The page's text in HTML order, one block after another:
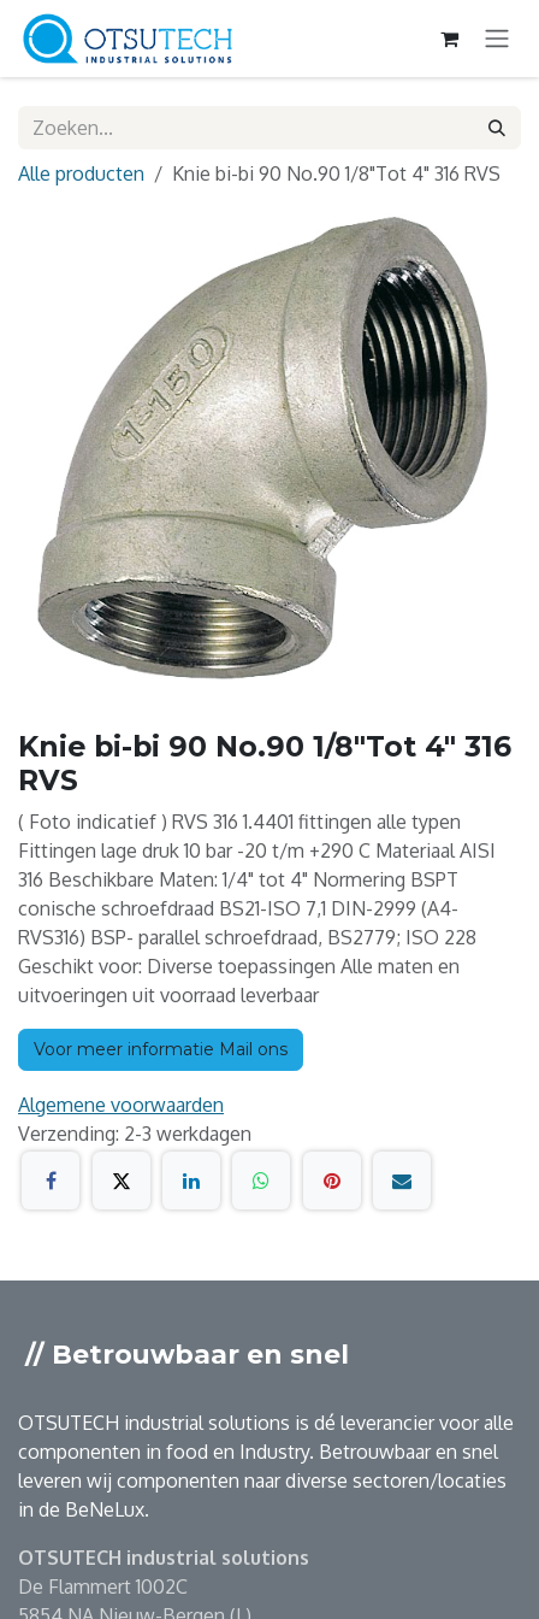
Overslaan naar inhoud
Alle producten Knie bi-bi 90 No.90 1/8"Tot 4" 316 RVS
Knie bi-bi 90 No.90 1/8"Tot 4" 316
RVS
( Foto indicatief ) RVS 316 1.4401 fittingen alle typen
Fittingen lage druk 10 bar -20 t/m +290 C Materiaal AISI
316 Beschikbare Maten: 1/4" tot 4" Normering BSPT
conische schroefdraad BS21-ISO 7,1 DIN-2999 (A4-
RVS316) BSP- parallel schroefdraad, BS2779; ISO 228
Geschikt voor: Diverse toepassingen Alle maten en
uitvoeringen uit voorraad leverbaar
Voor meer informatie Mail ons
Algemene voorwaarden
Verzending: 2-3 werkdagen
// Betrouwbaar en snel
OTSUTECH industrial solutions is dé leverancier voor alle
componenten in food en Industry. Betrouwbaar en snel
leveren wij componenten naar diverse sectoren/locaties
in de BeNeLux.
OTSUTECH industrial solutions
De Flammert 1002C